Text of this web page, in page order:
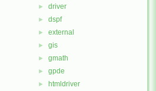
► driver
► dspf
► external
► gis
► gmath
► gpde
► htmldriver